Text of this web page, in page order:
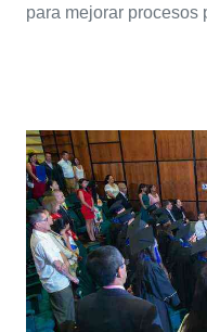
para mejorar procesos